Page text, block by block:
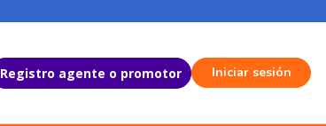
Registro agente o promotor Iniciar sesión